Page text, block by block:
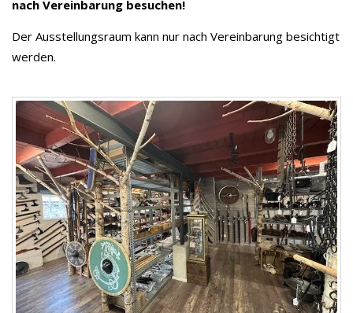
nach Vereinbarung besuchen!
Der Ausstellungsraum kann nur nach Vereinbarung besichtigt
werden.